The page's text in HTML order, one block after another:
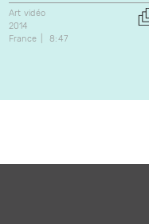
Art vidéo
2014
France
8:47